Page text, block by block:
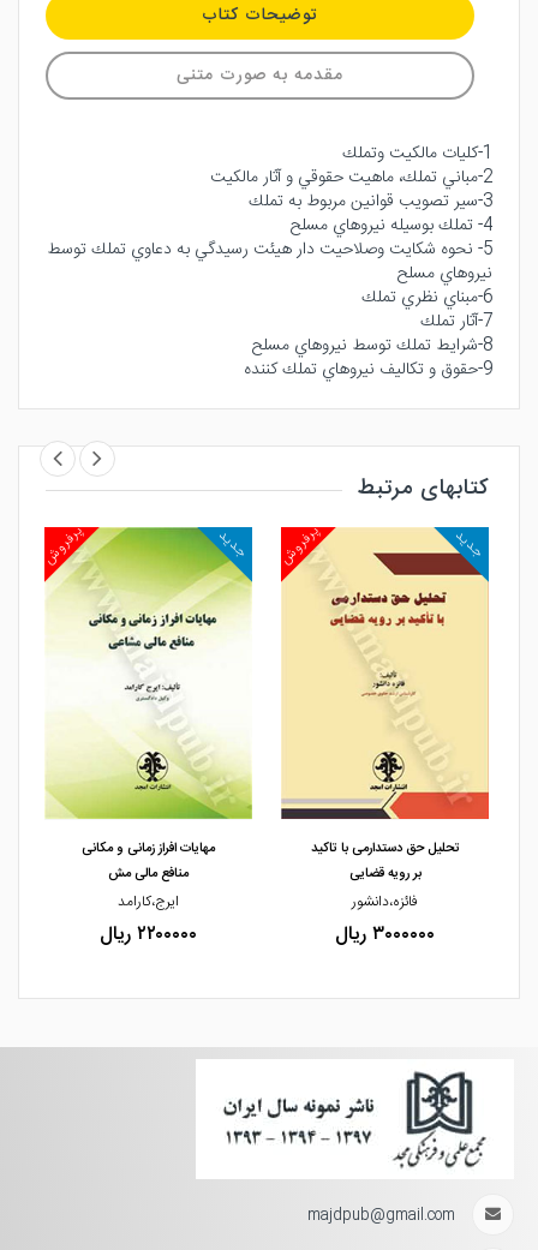
توضیحات کتاب
مقدمه به صورت متنی
1-كليات مالكيت وتملك
2-مباني تملك، ماهيت حقوقي و آثار مالكيت
3-سير تصويب قوانين مربوط به تملك
4- تملك بوسيله نيروهاي مسلح
5- نحوه شكايت وصلاحيت دار هيئت رسيدگي به دعاوي تملك توسط
نيروهاي مسلح
6-مبناي نظري تملك
7-آثار تملك
8-شرايط تملك توسط نيروهاي مسلح
9-حقوق و تكاليف نيروهاي تملك كننده
کتابهای مرتبط
مشاهده و خرید
پرفروش جدید
مشاهده و خرید
تحلیل حق دستدارمی با تاکید
بر رویه قضایی
فائزه،دانشور
۳۰۰۰۰۰۰ ریال
پرفروش جدید
مهایات افراز زمانی و مکانی
منافع مالی مش
ایرج،کارامد
۲۲۰۰۰۰۰ ریال
majdpub@gmail.com